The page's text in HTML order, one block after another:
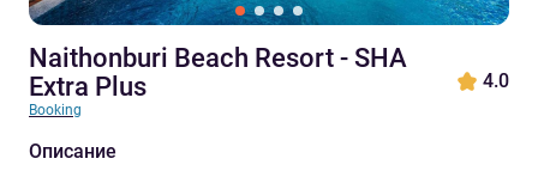
Naithonburi Beach Resort - SHA
Extra Plus
Booking
4.0
Описание